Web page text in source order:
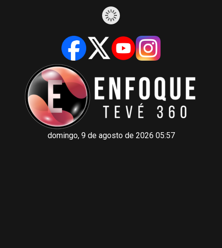
domingo, 9 de agosto de 2026 05:57